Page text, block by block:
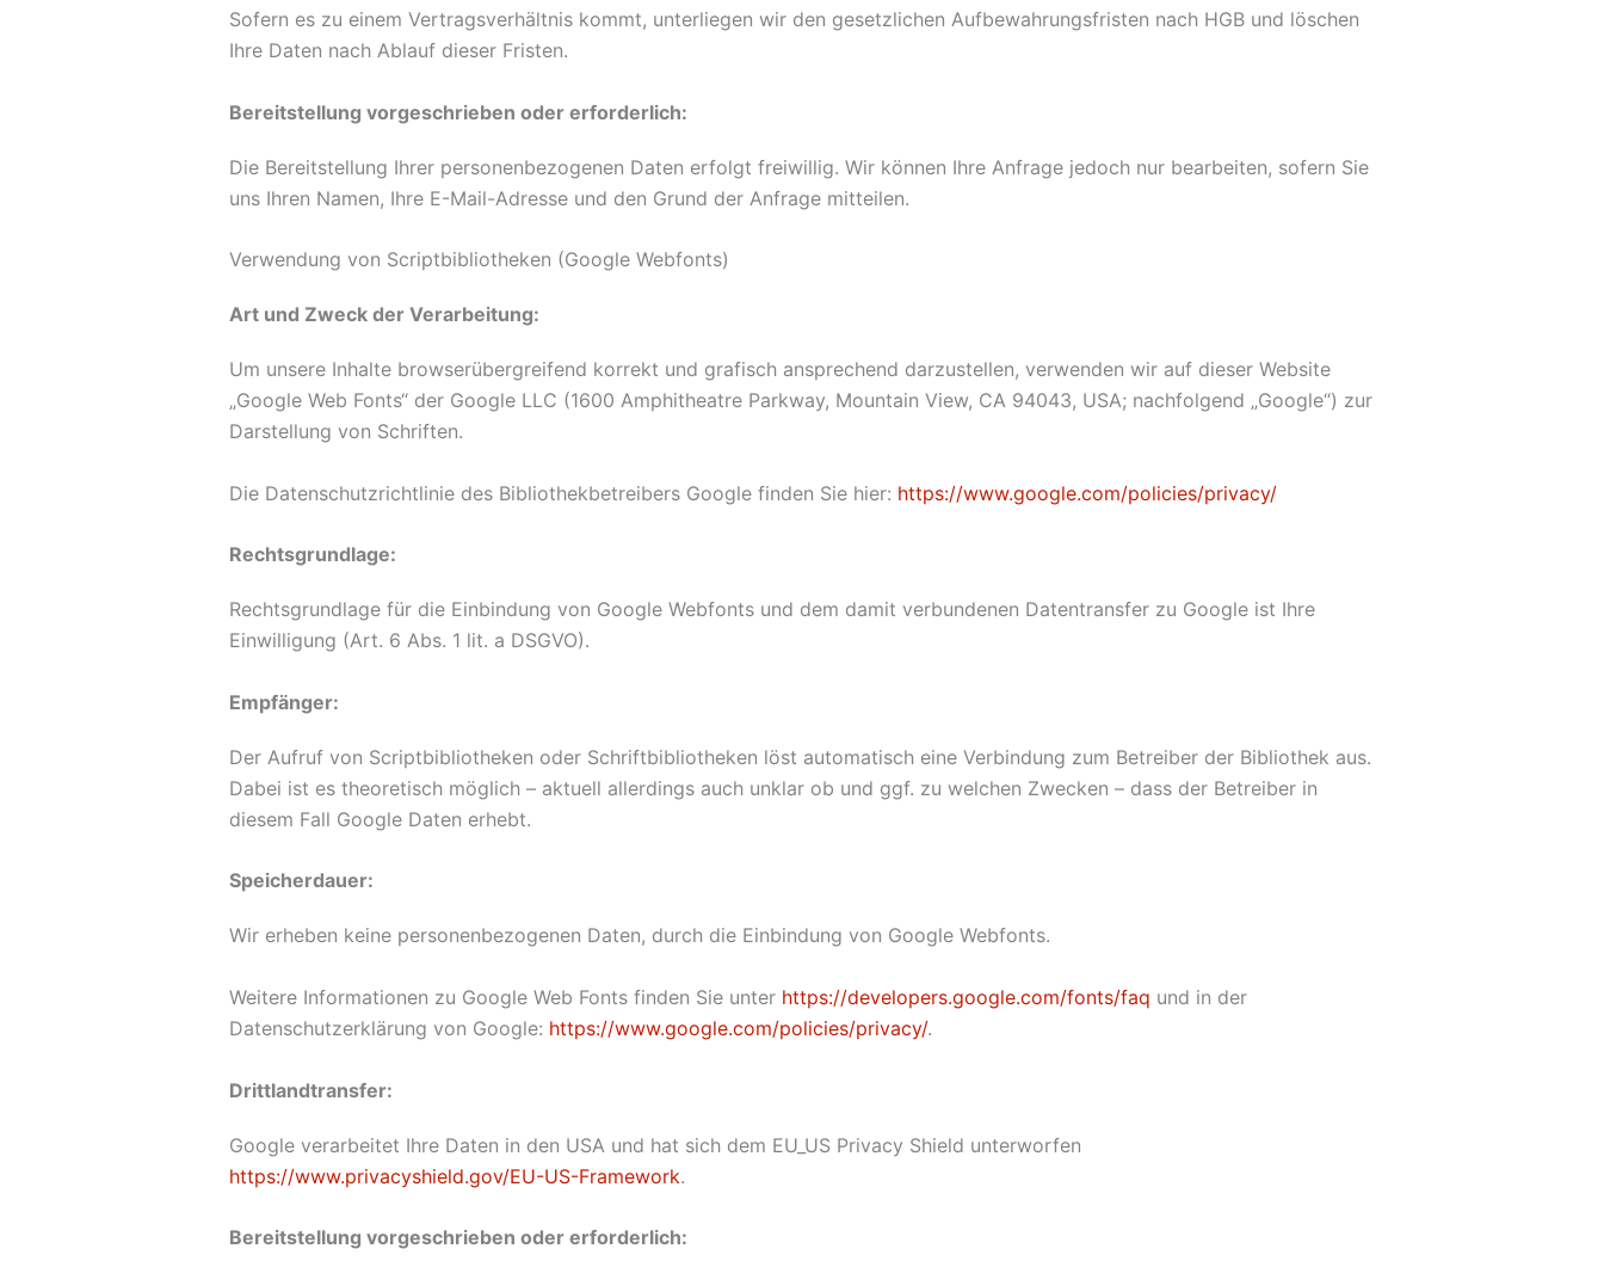
Sofern es zu einem Vertragsverhältnis kommt, unterliegen wir den gesetzlichen Aufbewahrungsfristen nach HGB und löschen
Ihre Daten nach Ablauf dieser Fristen.
Bereitstellung vorgeschrieben oder erforderlich:
Die Bereitstellung Ihrer personenbezogenen Daten erfolgt freiwillig. Wir können Ihre Anfrage jedoch nur bearbeiten, sofern Sie
uns Ihren Namen, Ihre E-Mail-Adresse und den Grund der Anfrage mitteilen.
Verwendung von Scriptbibliotheken (Google Webfonts)
Art und Zweck der Verarbeitung:
Um unsere Inhalte browserübergreifend korrekt und grafisch ansprechend darzustellen, verwenden wir auf dieser Website
„Google Web Fonts“ der Google LLC (1600 Amphitheatre Parkway, Mountain View, CA 94043, USA; nachfolgend „Google“) zur
Darstellung von Schriften.
Die Datenschutzrichtlinie des Bibliothekbetreibers Google finden Sie hier: https://www.google.com/policies/privacy/
Rechtsgrundlage:
Rechtsgrundlage für die Einbindung von Google Webfonts und dem damit verbundenen Datentransfer zu Google ist Ihre
Einwilligung (Art. 6 Abs. 1 lit. a DSGVO).
Empfänger:
Der Aufruf von Scriptbibliotheken oder Schriftbibliotheken löst automatisch eine Verbindung zum Betreiber der Bibliothek aus.
Dabei ist es theoretisch möglich – aktuell allerdings auch unklar ob und ggf. zu welchen Zwecken – dass der Betreiber in
diesem Fall Google Daten erhebt.
Speicherdauer:
Wir erheben keine personenbezogenen Daten, durch die Einbindung von Google Webfonts.
Weitere Informationen zu Google Web Fonts finden Sie unter https://developers.google.com/fonts/faq und in der
Datenschutzerklärung von Google: https://www.google.com/policies/privacy/.
Drittlandtransfer:
Google verarbeitet Ihre Daten in den USA und hat sich dem EU_US Privacy Shield unterworfen
https://www.privacyshield.gov/EU-US-Framework.
Bereitstellung vorgeschrieben oder erforderlich: